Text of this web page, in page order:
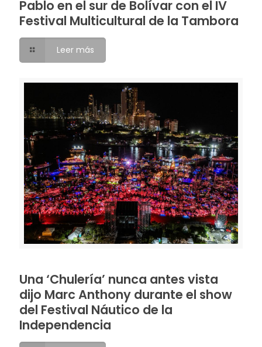
Pablo en el sur de Bolívar con el IV
Festival Multicultural de la Tambora
Leer más
Una ‘Chulería’ nunca antes vista
dijo Marc Anthony durante el show
del Festival Náutico de la
Independencia